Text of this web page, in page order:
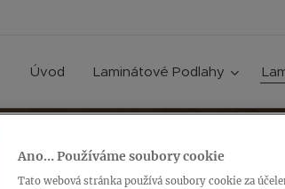
Úvod Laminátové Podlahy
Ano… Používáme soubory cookie
Tato webová stránka používá soubory cookie za